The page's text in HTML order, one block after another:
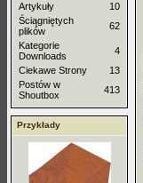
Artykuły
10
Ściągniętych
plików
62
Kategorie
Downloads
4
Ciekawe Strony
13
Postów w
Shoutbox
413
Przykłady